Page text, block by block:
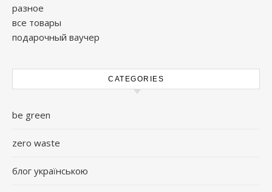
разное
все товары
подарочный ваучер
CATEGORIES
be green
zero waste
блог українською